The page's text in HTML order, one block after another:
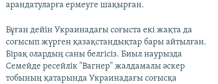
арандатуларға ермеуге шақырған.
Бұған дейін Украинадағы соғыста екі жақта да
соғысып жүрген қазақстандықтар бары айтылған.
Бірақ олардың саны белгісіз. Биыл наурызда
Семейде ресейлік "Вагнер" жалдамалы әскер
тобының қатарында Украинадағы соғысқа